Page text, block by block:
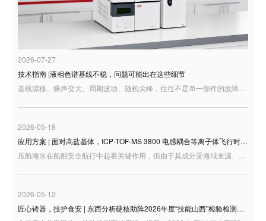
2026-07-27
技术指南 |液相色谱基线不稳，问题可能出在这些细节
2026-05-18
应用方案 | 面对高盐基体，ICP-TOF-MS 3800 电感耦合等离子体飞行时间质谱仪 如何高效检测压舱海水元素？
2026-05-12
匠心铸器，技护食安 | 东西分析硬核助阵2026年度“技能山西”检验检测职业技能大赛